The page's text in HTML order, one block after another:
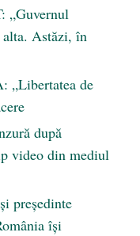
„Guvernul
Astăzi, în
„Libertatea de
după
video din mediul
președinte
își